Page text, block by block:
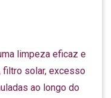
limpeza eficaz e
filtro solar, excesso
ao longo do